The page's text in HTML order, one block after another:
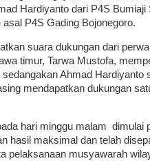
Hardiyanto dari P4S Bumiaji
P4S Gading Bojonegoro.
suara dukungan dari
timur, Tarwa Mustofa,
Ahmad Hardiyanto
mendapatkan dukungan
hari minggu malam dimulai
hasil maksimal dan telah
pelaksanaan musyawarah